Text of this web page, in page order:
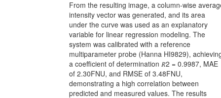
From the resulting image, a column-wise
intensity vector was generated, and its area
under the curve was used as an explanatory
variable for linear regression modeling. The
system was calibrated with a reference
multiparameter probe (Hanna HI9829),
a coefficient of determination 𝑅2 = 0.9987, MAE
of 2.30FNU, and RMSE of 3.48FNU,
demonstrating a high correlation between
predicted and measured values. The results